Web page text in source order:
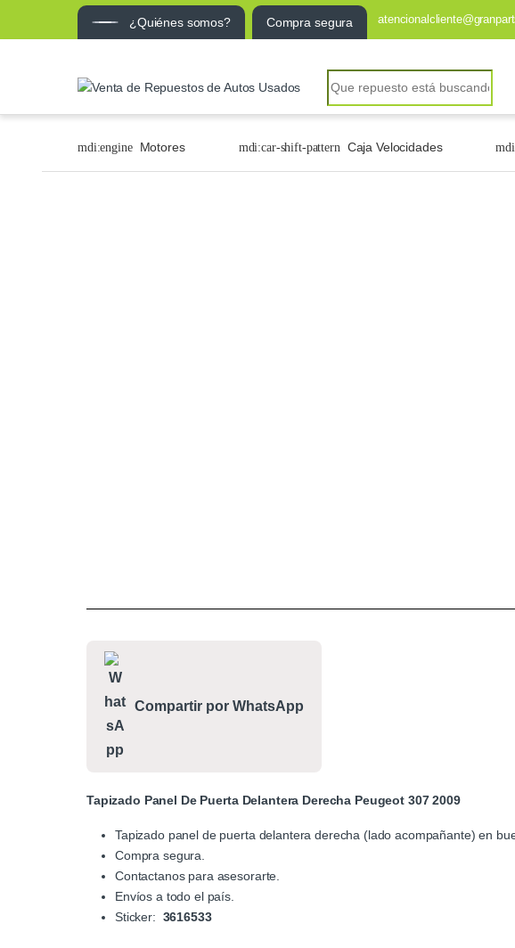
¿Quiénes somos? Compra segura
Motores Caja Velocidades
Compartir por WhatsApp
Tapizado Panel De Puerta Delantera Derecha Peugeot 307 2009
Tapizado panel de puerta delantera derecha (lado acompañante) en
Compra segura.
Contactanos para asesorarte.
Envíos a todo el país.
Sticker: 3616533